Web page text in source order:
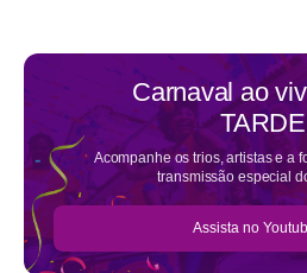
Carnaval ao
Acompanhe os trios, artistas e a
transmissão especial
Assista no